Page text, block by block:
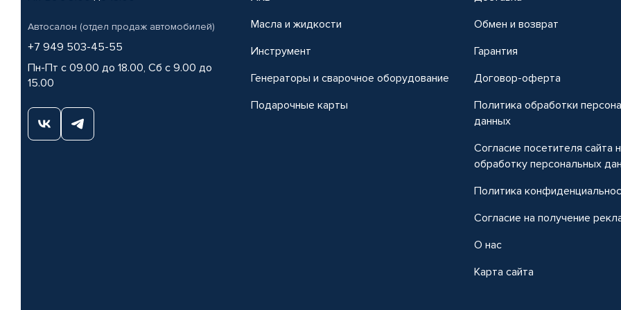
Автосалон (отдел продаж автомобилей)
+7 949 503-45-55
Пн-Пт с 09.00 до 18.00, Сб с 9.00 до
15.00
Масла и жидкости
Инструмент
Генераторы и сварочное оборудование
Подарочные карты
Обмен и возврат
Гарантия
Договор-оферта
Политика обработки
данных
Согласие посетителя сайта
обработку персональных
Политика
Согласие на получение
О нас
Карта сайта